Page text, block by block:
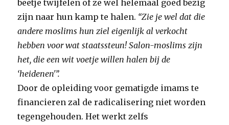
beetje twijfelen of ze wel helemaal goed bezig
zijn naar hun kamp te halen. “Zie je wel dat die
andere moslims hun ziel eigenlijk al verkocht
hebben voor wat staatssteun! Salon-moslims zijn
het, die een wit voetje willen halen bij de
‘heidenen'”.
Door de opleiding voor gematigde imams te
financieren zal de radicalisering niet worden
tegengehouden. Het werkt zelfs